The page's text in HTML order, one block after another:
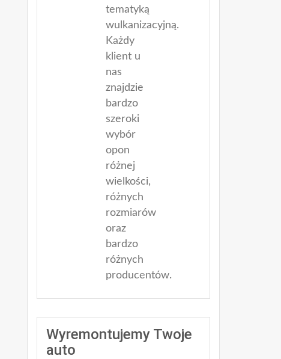
tematyką
wulkanizacyjną.
Każdy
klient u
nas
znajdzie
bardzo
szeroki
wybór
opon
różnej
wielkości,
różnych
rozmiarów
oraz
bardzo
różnych
producentów.
Wyremontujemy Twoje
auto